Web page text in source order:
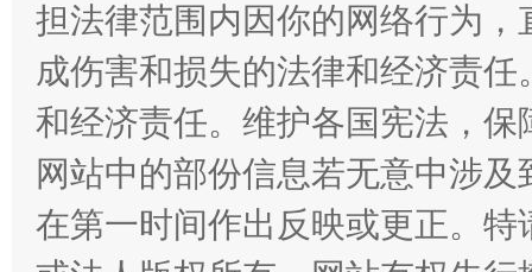
习近平的博鳌关键词
魏明
担法律范围内因你的网络行为
成伤害和损失的法律和经济责
和经济责任。维护各国宪法，
网站中的部份信息若无意中涉
在第一时间作出反映或更正。